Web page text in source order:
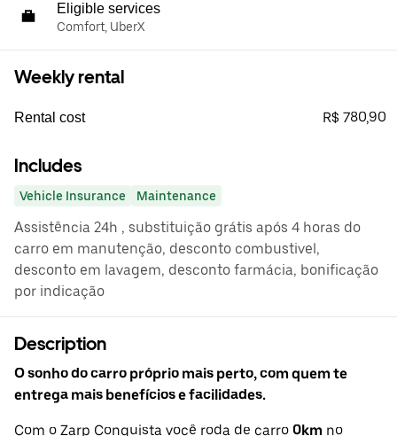
Eligible services
Comfort, UberX
Weekly rental
Rental cost R$ 780,90
Includes
Vehicle Insurance Maintenance
Assistência 24h , substituição grátis após 4 horas do
carro em manutenção, desconto combustivel,
desconto em lavagem, desconto farmácia, bonificação
por indicação
Description
O sonho do carro próprio mais perto, com quem te
entrega mais benefícios e facilidades.
Com o Zarp Conquista você roda de carro 0km no